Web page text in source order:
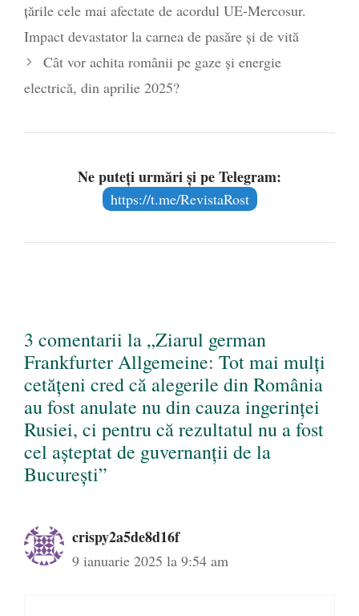
țările cele mai afectate de acordul UE-Mercosur.
Impact devastator la carnea de pasăre și de vită
Cât vor achita românii pe gaze și energie
electrică, din aprilie 2025?
Ne puteți urmări și pe Telegram:
https://t.me/RevistaRost
3 comentarii la „Ziarul german
Frankfurter Allgemeine: Tot mai mulți
cetățeni cred că alegerile din România
au fost anulate nu din cauza ingerinței
Rusiei, ci pentru că rezultatul nu a fost
cel așteptat de guvernanții de la
București”
crispy2a5de8d16f
9 ianuarie 2025 la 9:54 am